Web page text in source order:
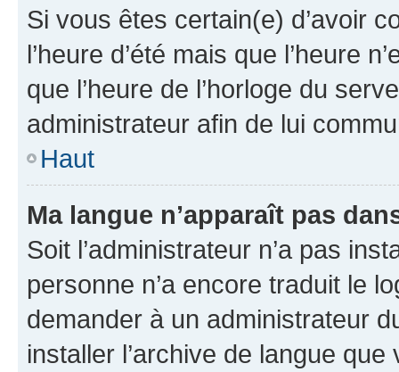
Si vous êtes certain(e) d’avoir
l’heure d’été mais que l’heure
que l’heure de l’horloge du
administrateur afin de lui
Haut
Ma langue n’apparaît pas
Soit l’administrateur n’a pas
personne n’a encore traduit le
demander à un administrateur
installer l’archive de langue